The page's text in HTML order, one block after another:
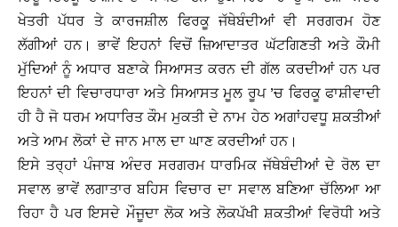
ਖੇਤਰੀ ਪੱਧਰ ਤੇ ਕਾਰਜਸ਼ੀਲ ਫਿਰਕੂ ਜੱਥੇਬੰਦੀਆਂ ਵੀ ਸਰਗਰਮ ਹੋਣ
ਲੱਗੀਆਂ ਹਨ। ਭਾਵੇਂ ਇਹਨਾਂ ਵਿਚੋਂ ਜ਼ਿਆਦਾਤਰ ਘੱਟਗਿਣਤੀ ਅਤੇ ਕੌਮੀ
ਮੁੱਦਿਆਂ ਨੂੰ ਅਧਾਰ ਬਣਾਕੇ ਸਿਆਸਤ ਕਰਨ ਦੀ ਗੱਲ ਕਰਦੀਆਂ ਹਨ ਪਰ
ਇਹਨਾਂ ਦੀ ਵਿਚਾਰਧਾਰਾ ਅਤੇ ਸਿਆਸਤ ਮੂਲ ਰੂਪ ’ਚ ਫਿਰਕੂ ਫਾਸ਼ੀਵਾਦੀ
ਹੀ ਹੈ ਜੋ ਧਰਮ ਅਧਾਰਿਤ ਕੌਮ ਮੁਕਤੀ ਦੇ ਨਾਮ ਹੇਠ ਅਗਾਂਹਵਧੂ ਸ਼ਕਤੀਆਂ
ਅਤੇ ਆਮ ਲੋਕਾਂ ਦੇ ਜਾਨ ਮਾਲ ਦਾ ਘਾਣ ਕਰਦੀਆਂ ਹਨ।
ਇਸੇ ਤਰ੍ਹਾਂ ਪੰਜਾਬ ਅੰਦਰ ਸਰਗਰਮ ਧਾਰਮਿਕ ਜੱਥੇਬੰਦੀਆਂ ਦੇ ਰੋਲ ਦਾ
ਸਵਾਲ ਭਾਵੇਂ ਲਗਾਤਾਰ ਬਹਿਸ ਵਿਚਾਰ ਦਾ ਸਵਾਲ ਬਣਿਆ ਚੱਲਿਆ ਆ
ਰਿਹਾ ਹੈ ਪਰ ਇਸਦੇ ਮੌਜੂਦਾ ਲੋਕ ਅਤੇ ਲੋਕਪੱਖੀ ਸ਼ਕਤੀਆਂ ਵਿਰੋਧੀ ਅਤੇ